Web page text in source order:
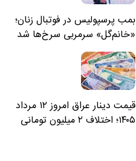
بمب پرسپولیس در فوتبال زنان؛
«خانم‌گل» سرمربی سرخ‌ها شد
قیمت دینار عراق امروز ۱۲ مرداد
۱۴۰۵؛ اختلاف ۲ میلیون تومانی